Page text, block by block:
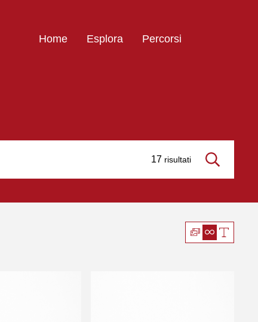
Home Esplora Percorsi
17 risultati
Cerca